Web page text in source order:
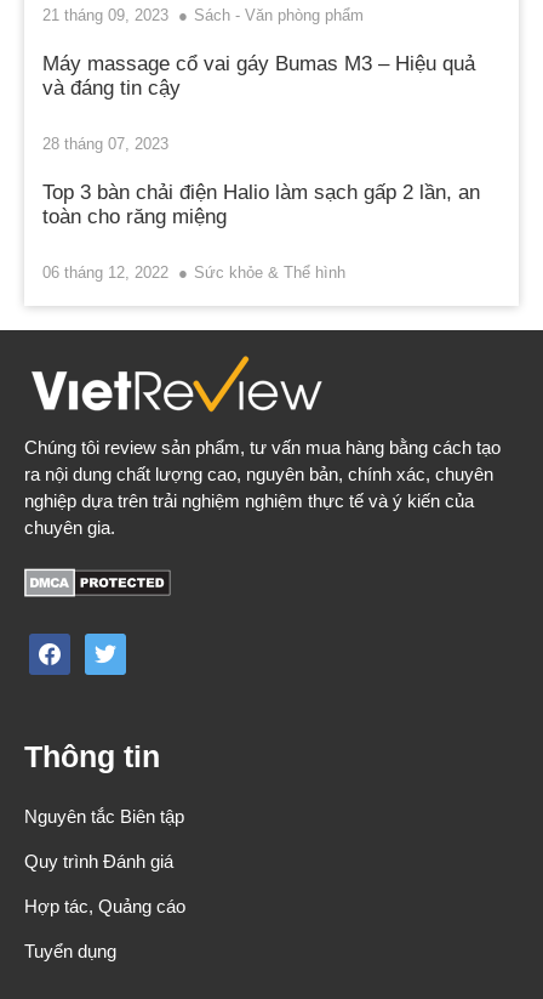
21 tháng 09, 2023 Sách - Văn phòng phẩm
Máy massage cổ vai gáy Bumas M3 – Hiệu quả
và đáng tin cậy
28 tháng 07, 2023
Top 3 bàn chải điện Halio làm sạch gấp 2 lần, an
toàn cho răng miệng
06 tháng 12, 2022 Sức khỏe & Thể hình
Chúng tôi review sản phẩm, tư vấn mua hàng bằng cách tạo
ra nội dung chất lượng cao, nguyên bản, chính xác, chuyên
nghiệp dựa trên trải nghiệm nghiệm thực tế và ý kiến của
chuyên gia.
facebooktwitter
Thông tin
Nguyên tắc Biên tập
Quy trình Đánh giá
Hợp tác, Quảng cáo
Tuyển dụng